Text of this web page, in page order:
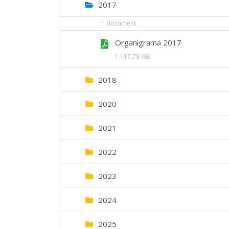
2017
1 document
Organigrama 2017
1.117,78 KiB
2018
2020
2021
2022
2023
2024
2025